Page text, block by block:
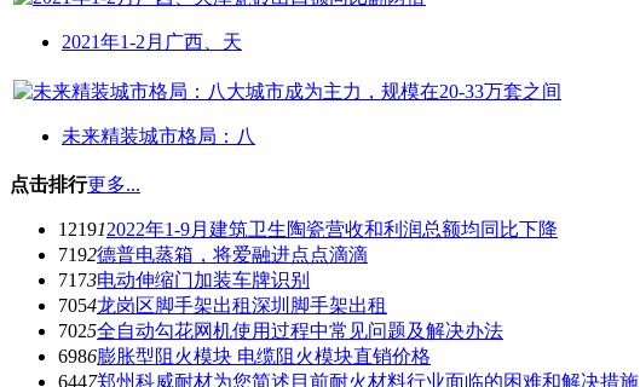
2021年1-2月广西、天
未来精装城市格局：八
点击排行更多...
121912022年1-9月建筑卫生陶瓷营收和利润总额均同比下降
7192德普电蒸箱，将爱融进点点滴滴
7173电动伸缩门加装车牌识别
7054龙岗区脚手架出租深圳脚手架出租
7025全自动勾花网机使用过程中常见问题及解决办法
6986膨胀型阻火模块 电缆阻火模块直销价格
6447郑州科威耐材为您简述目前耐火材料行业面临的困难和解决措施